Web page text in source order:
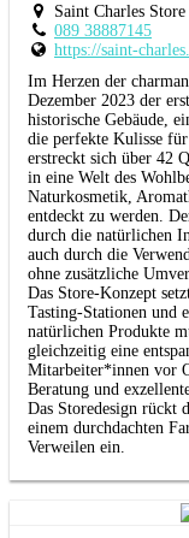
Saint Charles
089 38887145
https://saint-
Im Herzen der
Dezember 2023 der
historische Gebäude,
die perfekte Kulisse
erstreckt sich über 42
in eine Welt des
Naturkosmetik,
entdeckt zu werden.
durch die natürlichen
auch durch die
ohne zusätzliche
Das Store-Konzept
Tasting-Stationen und
natürlichen Produkte
gleichzeitig eine
Mitarbeiter*innen vor
Beratung und
Das Storedesign rückt
einem durchdachten
Verweilen ein.